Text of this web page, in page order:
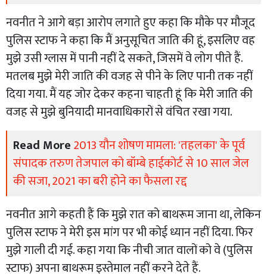
नवनीत ने आगे बड़ा आरोप लगाते हुए कहा कि मौके पर मौजूद
पुलिस स्टाफ ने कहा कि मैं अनुसूचित जाति की हूं, इसलिए वह
मुझे उसी ग्लास में पानी नहीं दे सकते, जिसमें वे लोग पीते हैं.
मतलब मुझे मेरी जाति की वजह से पीने के लिए पानी तक नहीं
दिया गया. मैं यह जोर देकर कहना चाहती हूं कि मेरी जाति की
वजह से मुझे बुनियादी मानवाधिकारों से वंचित रखा गया.
Read More2013 यौन शोषण मामला: 'तहलका' के पूर्व
संपादक तरुण तेजपाल को बॉम्बे हाईकोर्ट से 10 साल जेल
की सजा, 2021 का बरी होने का फैसला रद्द
नवनीत आगे कहती हैं कि मुझे रात को बाथरूम जाना था, लेकिन
पुलिस स्टाफ ने मेरी इस मांग पर भी कोई ध्यान नहीं दिया. फिर
मुझे गाली दी गई. कहा गया कि नीची जात वालों को वे (पुलिस
स्टाफ) अपना बाथरूम इस्तेमाल नहीं करने देते हैं.